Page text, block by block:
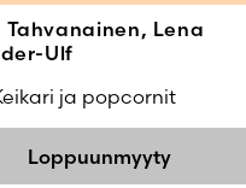
Tahvanainen, Lena
Ulf
ja popcornit
Loppuunmyyty